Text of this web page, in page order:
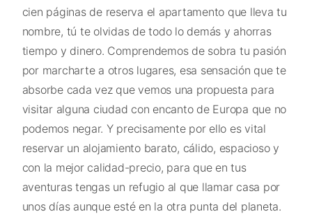
cien páginas de reserva el apartamento que lleva tu
nombre, tú te olvidas de todo lo demás y ahorras
tiempo y dinero. Comprendemos de sobra tu pasión
por marcharte a otros lugares, esa sensación que te
absorbe cada vez que vemos una propuesta para
visitar alguna ciudad con encanto de Europa que no
podemos negar. Y precisamente por ello es vital
reservar un alojamiento barato, cálido, espacioso y
con la mejor calidad-precio, para que en tus
aventuras tengas un refugio al que llamar casa por
unos días aunque esté en la otra punta del planeta.